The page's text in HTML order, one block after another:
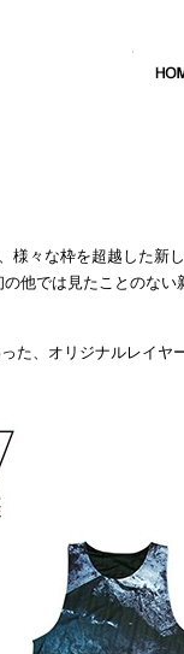
様々な枠を超越した新
他では見たことのない
た、オリジナルレイヤ